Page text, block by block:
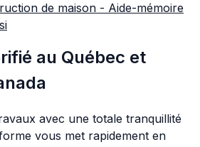
de maison - Aide-mémoire
au Québec et
avec une totale tranquillité
vous met rapidement en